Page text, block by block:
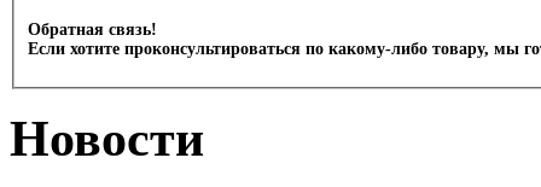
Обратная связь!
Если хотите проконсультироваться по какому-либо товару, мы
Новости